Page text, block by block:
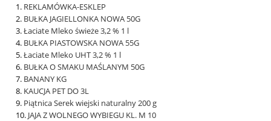
REKLAMÓWKA-ESKLEP
BUŁKA JAGIELLONKA NOWA 50G
Łaciate Mleko świeże 3,2 % 1 l
BUŁKA PIASTOWSKA NOWA 55G
Łaciate Mleko UHT 3,2 % 1 l
BUŁKA O SMAKU MAŚLANYM 50G
BANANY KG
KAUCJA PET DO 3L
Piątnica Serek wiejski naturalny 200 g
JAJA Z WOLNEGO WYBIEGU KL. M 10